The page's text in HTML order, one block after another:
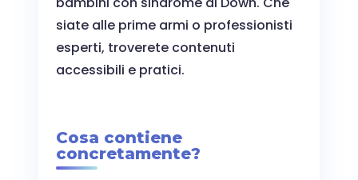
siate alle prime armi o professionisti
esperti, troverete contenuti
accessibili e pratici.
Cosa contiene
concretamente?